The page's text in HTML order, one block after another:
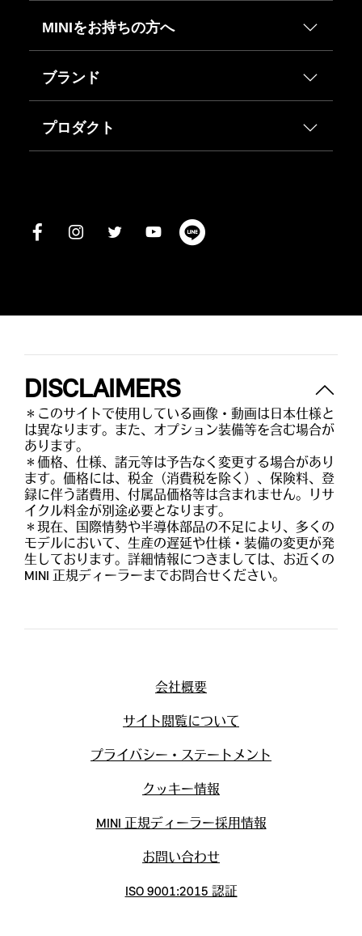
MINIをお持ちの方へ
ブランド
プロダクト
DISCLAIMERS
＊このサイトで使用している画像・動画は日本仕様と
は異なります。また、オプション装備等を含む場合が
あります。
＊価格、仕様、諸元等は予告なく変更する場合があり
ます。価格には、税金（消費税を除く）、保険料、登
録に伴う諸費用、付属品価格等は含まれません。リサ
イクル料金が別途必要となります。
＊現在、国際情勢や半導体部品の不足により、多くの
モデルにおいて、生産の遅延や仕様・装備の変更が発
生しております。詳細情報につきましては、お近くの
MINI 正規ディーラーまでお問合せください。
会社概要
サイト閲覧について
プライバシー・ステートメント
クッキー情報
MINI 正規ディーラー採用情報
お問い合わせ
ISO 9001:2015 認証